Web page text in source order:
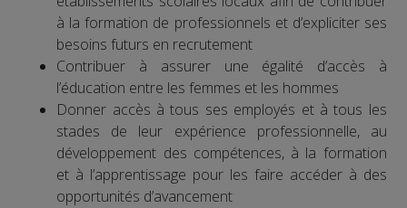
à la formation de professionnels et d’expliciter ses
besoins futurs en recrutement
Contribuer à assurer une égalité d’accès à
l’éducation entre les femmes et les hommes
Donner accès à tous ses employés et à tous les
stades de leur expérience professionnelle, au
développement des compétences, à la formation
et à l’apprentissage pour les faire accéder à des
opportunités d’avancement